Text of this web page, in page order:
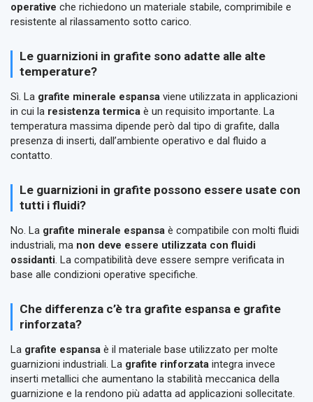
operative che richiedono un materiale stabile, comprimibile e
resistente al rilassamento sotto carico.
Le guarnizioni in grafite sono adatte alle alte
temperature?
Sì. La grafite minerale espansa viene utilizzata in applicazioni
in cui la resistenza termica è un requisito importante. La
temperatura massima dipende però dal tipo di grafite, dalla
presenza di inserti, dall’ambiente operativo e dal fluido a
contatto.
Le guarnizioni in grafite possono essere usate con
tutti i fluidi?
No. La grafite minerale espansa è compatibile con molti fluidi
industriali, ma non deve essere utilizzata con fluidi
ossidanti. La compatibilità deve essere sempre verificata in
base alle condizioni operative specifiche.
Che differenza c’è tra grafite espansa e grafite
rinforzata?
La grafite espansa è il materiale base utilizzato per molte
guarnizioni industriali. La grafite rinforzata integra invece
inserti metallici che aumentano la stabilità meccanica della
guarnizione e la rendono più adatta ad applicazioni sollecitate.